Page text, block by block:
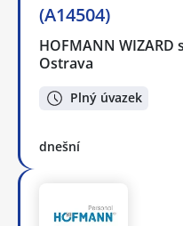
(A14504)
HOFMANN WIZARD
Ostrava
Plný úvazek
dnešní